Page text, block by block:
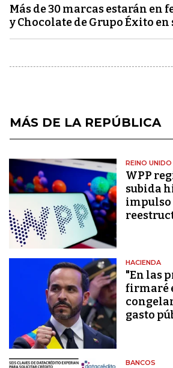
Más de 30 marcas estarán en
y Chocolate de Grupo Éxito en
MÁS DE LA REPÚBLICA
REINO UNIDO
WPP
subida
impulso
HACIENDA
"En las
firmaré
gasto
BANCOS